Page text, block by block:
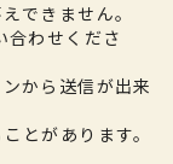
できません。
合わせくださ
から送信が出来
とがあります。